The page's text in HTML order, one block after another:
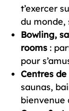
t’exercer
du monde,
Bowling,
rooms:
pour
Centres
saunas,
bienvenue